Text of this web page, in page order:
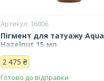
16006
Пігмент для татуажу Aqua
Hazelnut 15 мл
2 475 ₴
Готово до відправки